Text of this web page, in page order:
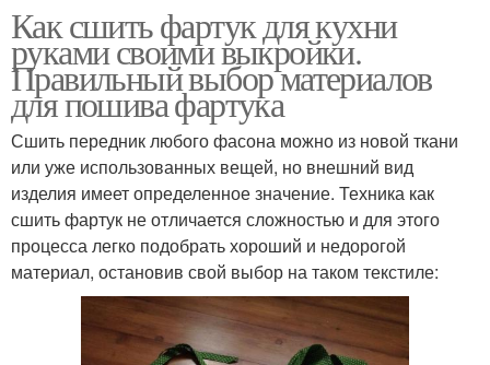
Как сшить фартук для кухни
руками своими выкройки.
Правильный выбор материалов
для пошива фартука
Сшить передник любого фасона можно из новой ткани
или уже использованных вещей, но внешний вид
изделия имеет определенное значение. Техника как
сшить фартук не отличается сложностью и для этого
процесса легко подобрать хороший и недорогой
материал, остановив свой выбор на таком текстиле: